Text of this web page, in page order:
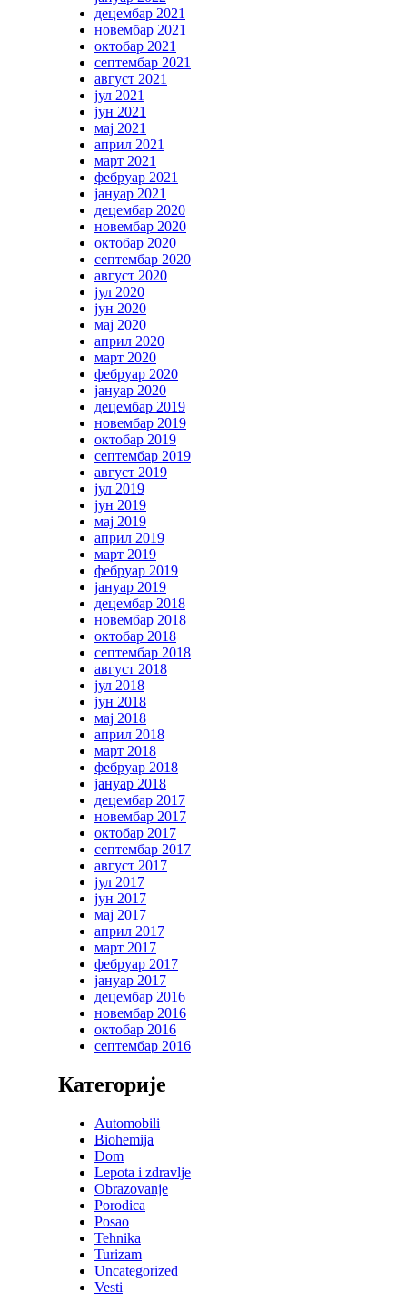
децембар 2021
новембар 2021
октобар 2021
септембар 2021
август 2021
јул 2021
јун 2021
мај 2021
април 2021
март 2021
фебруар 2021
јануар 2021
децембар 2020
новембар 2020
октобар 2020
септембар 2020
август 2020
јул 2020
јун 2020
мај 2020
април 2020
март 2020
фебруар 2020
јануар 2020
децембар 2019
новембар 2019
октобар 2019
септембар 2019
август 2019
јул 2019
јун 2019
мај 2019
април 2019
март 2019
фебруар 2019
јануар 2019
децембар 2018
новембар 2018
октобар 2018
септембар 2018
август 2018
јул 2018
јун 2018
мај 2018
април 2018
март 2018
фебруар 2018
јануар 2018
децембар 2017
новембар 2017
октобар 2017
септембар 2017
август 2017
јул 2017
јун 2017
мај 2017
април 2017
март 2017
фебруар 2017
јануар 2017
децембар 2016
новембар 2016
октобар 2016
септембар 2016
Категорије
Automobili
Biohemija
Dom
Lepota i zdravlje
Obrazovanje
Porodica
Posao
Tehnika
Turizam
Uncategorized
Vesti